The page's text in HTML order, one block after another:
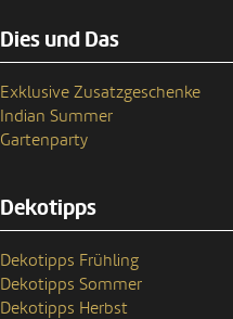
Dies und Das
Exklusive Zusatzgeschenke
Indian Summer
Gartenparty
Dekotipps
Dekotipps Frühling
Dekotipps Sommer
Dekotipps Herbst